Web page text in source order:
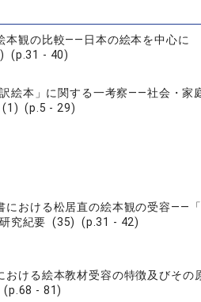
本観の比較――日本の絵本を中心に
(p.31 - 40)
絵本」に関する一考察――社会・家
(1) (p.5 - 29)
における松居直の絵本観の受容――
究紀要 (35) (p.31 - 42)
おける絵本教材受容の特徴及びそ
(p.68 - 81)